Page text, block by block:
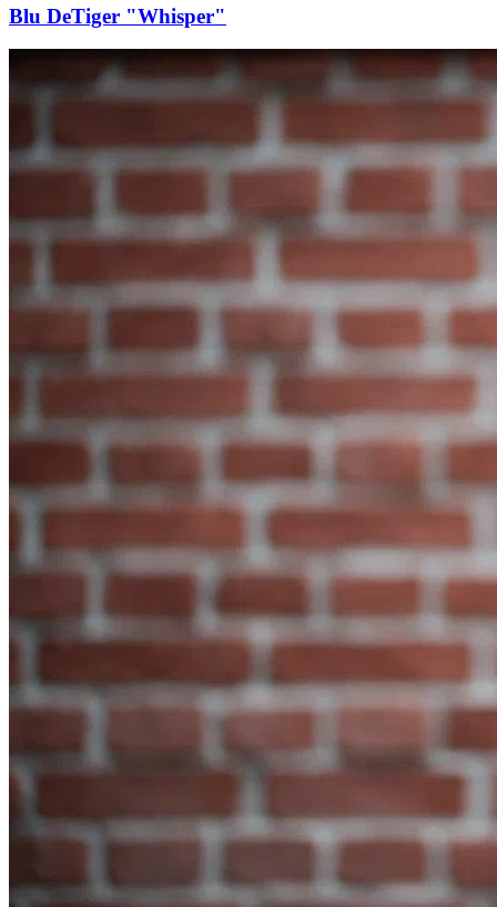
Blu DeTiger "Whisper"